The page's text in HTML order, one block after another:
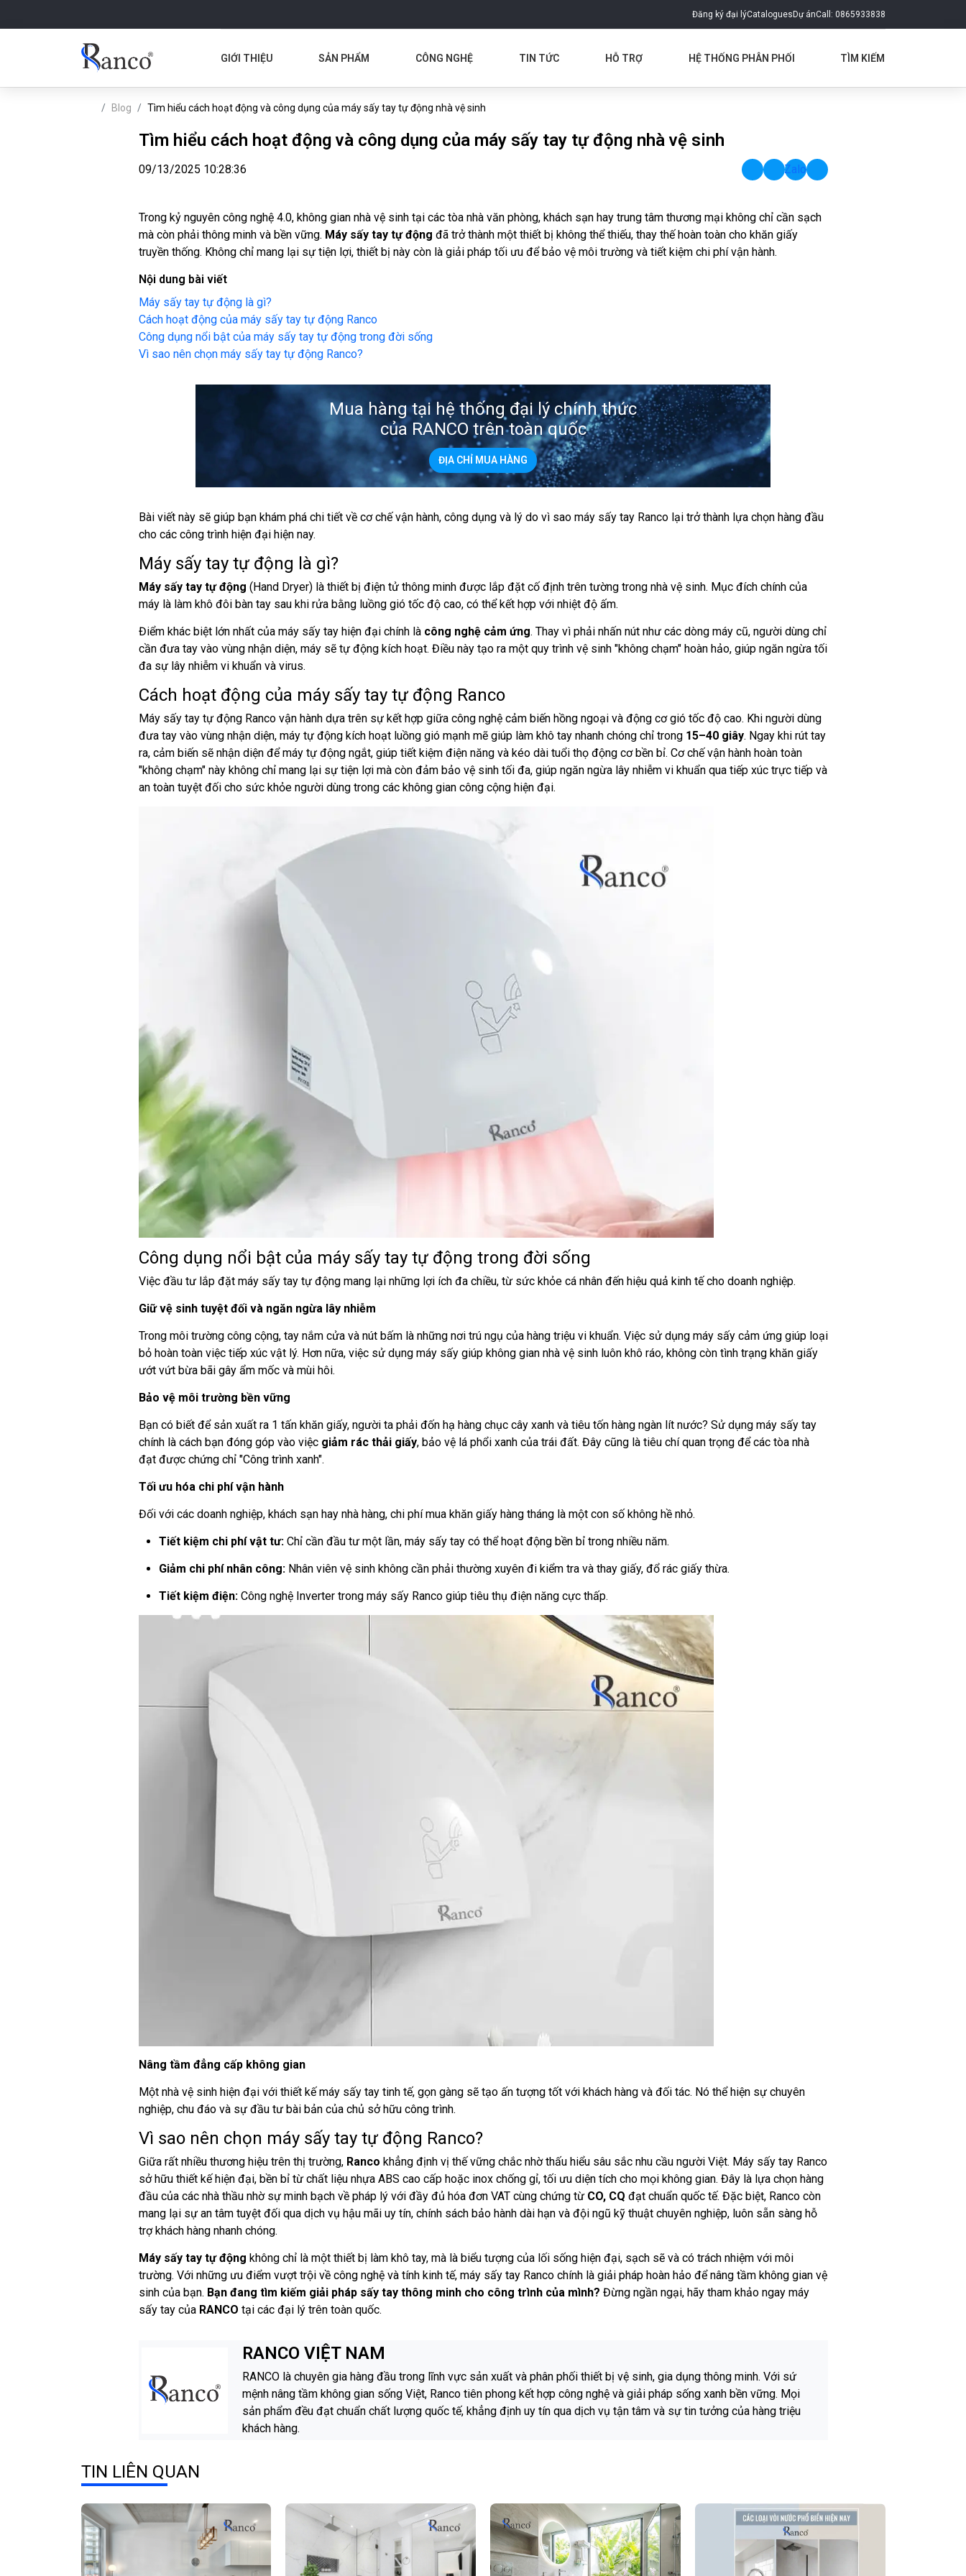
Đăng ký đại lýCatalogues Dự ánCall: 0865933838
GIỚI THIỆU SẢN PHẨM CÔNG NGHỆ TIN TỨC HỖ TRỢ HỆ THỐNG PHÂN PHỐI TÌM KIẾM
Blog Tìm hiểu cách hoạt động và công dụng của máy sấy tay tự động nhà vệ sinh
Tìm hiểu cách hoạt động và công dụng của máy sấy tay tự động nhà vệ sinh
09/13/2025 10:28:36 Zalo
Trong kỷ nguyên công nghệ 4.0, không gian nhà vệ sinh tại các tòa nhà văn phòng, khách sạn hay trung tâm thương mại không chỉ cần sạch
mà còn phải thông minh và bền vững. Máy sấy tay tự động đã trở thành một thiết bị không thể thiếu, thay thế hoàn toàn cho khăn giấy
truyền thống. Không chỉ mang lại sự tiện lợi, thiết bị này còn là giải pháp tối ưu để bảo vệ môi trường và tiết kiệm chi phí vận hành.
Nội dung bài viết
Máy sấy tay tự động là gì?
Cách hoạt động của máy sấy tay tự động Ranco
Công dụng nổi bật của máy sấy tay tự động trong đời sống
Vì sao nên chọn máy sấy tay tự động Ranco?
Mua hàng tại hệ thống đại lý chính thức
của RANCO trên toàn quốc
ĐỊA CHỈ MUA HÀNG
Bài viết này sẽ giúp bạn khám phá chi tiết về cơ chế vận hành, công dụng và lý do vì sao máy sấy tay Ranco lại trở thành lựa chọn hàng đầu
cho các công trình hiện đại hiện nay.
Máy sấy tay tự động là gì?
Máy sấy tay tự động (Hand Dryer) là thiết bị điện tử thông minh được lắp đặt cố định trên tường trong nhà vệ sinh. Mục đích chính của
máy là làm khô đôi bàn tay sau khi rửa bằng luồng gió tốc độ cao, có thể kết hợp với nhiệt độ ấm.
Điểm khác biệt lớn nhất của máy sấy tay hiện đại chính là công nghệ cảm ứng. Thay vì phải nhấn nút như các dòng máy cũ, người dùng chỉ
cần đưa tay vào vùng nhận diện, máy sẽ tự động kích hoạt. Điều này tạo ra một quy trình vệ sinh "không chạm" hoàn hảo, giúp ngăn ngừa tối
đa sự lây nhiễm vi khuẩn và virus.
Cách hoạt động của máy sấy tay tự động Ranco
Máy sấy tay tự động Ranco vận hành dựa trên sự kết hợp giữa công nghệ cảm biến hồng ngoại và động cơ gió tốc độ cao. Khi người dùng
đưa tay vào vùng nhận diện, máy tự động kích hoạt luồng gió mạnh mẽ giúp làm khô tay nhanh chóng chỉ trong 15–40 giây. Ngay khi rút tay
ra, cảm biến sẽ nhận diện để máy tự động ngắt, giúp tiết kiệm điện năng và kéo dài tuổi thọ động cơ bền bỉ. Cơ chế vận hành hoàn toàn
"không chạm" này không chỉ mang lại sự tiện lợi mà còn đảm bảo vệ sinh tối đa, giúp ngăn ngừa lây nhiễm vi khuẩn qua tiếp xúc trực tiếp và
an toàn tuyệt đối cho sức khỏe người dùng trong các không gian công cộng hiện đại.
Công dụng nổi bật của máy sấy tay tự động trong đời sống
Việc đầu tư lắp đặt máy sấy tay tự động mang lại những lợi ích đa chiều, từ sức khỏe cá nhân đến hiệu quả kinh tế cho doanh nghiệp.
Giữ vệ sinh tuyệt đối và ngăn ngừa lây nhiễm
Trong môi trường công cộng, tay nắm cửa và nút bấm là những nơi trú ngụ của hàng triệu vi khuẩn. Việc sử dụng máy sấy cảm ứng giúp loại
bỏ hoàn toàn việc tiếp xúc vật lý. Hơn nữa, việc sử dụng máy sấy giúp không gian nhà vệ sinh luôn khô ráo, không còn tình trạng khăn giấy
ướt vứt bừa bãi gây ẩm mốc và mùi hôi.
Bảo vệ môi trường bền vững
Bạn có biết để sản xuất ra 1 tấn khăn giấy, người ta phải đốn hạ hàng chục cây xanh và tiêu tốn hàng ngàn lít nước? Sử dụng máy sấy tay
chính là cách bạn đóng góp vào việc giảm rác thải giấy, bảo vệ lá phổi xanh của trái đất. Đây cũng là tiêu chí quan trọng để các tòa nhà
đạt được chứng chỉ "Công trình xanh".
Tối ưu hóa chi phí vận hành
Đối với các doanh nghiệp, khách sạn hay nhà hàng, chi phí mua khăn giấy hàng tháng là một con số không hề nhỏ.
Tiết kiệm chi phí vật tư:Chỉ cần đầu tư một lần, máy sấy tay có thể hoạt động bền bỉ trong nhiều năm.
Giảm chi phí nhân công:Nhân viên vệ sinh không cần phải thường xuyên đi kiểm tra và thay giấy, đổ rác giấy thừa.
Tiết kiệm điện:Công nghệ Inverter trong máy sấy Ranco giúp tiêu thụ điện năng cực thấp.
Nâng tầm đẳng cấp không gian
Một nhà vệ sinh hiện đại với thiết kế máy sấy tay tinh tế, gọn gàng sẽ tạo ấn tượng tốt với khách hàng và đối tác. Nó thể hiện sự chuyên
nghiệp, chu đáo và sự đầu tư bài bản của chủ sở hữu công trình.
Vì sao nên chọn máy sấy tay tự động Ranco?
Giữa rất nhiều thương hiệu trên thị trường, Ranco khẳng định vị thế vững chắc nhờ thấu hiểu sâu sắc nhu cầu người Việt. Máy sấy tay Ranco
sở hữu thiết kế hiện đại, bền bỉ từ chất liệu nhựa ABS cao cấp hoặc inox chống gỉ, tối ưu diện tích cho mọi không gian. Đây là lựa chọn hàng
đầu của các nhà thầu nhờ sự minh bạch về pháp lý với đầy đủ hóa đơn VAT cùng chứng từ CO, CQ đạt chuẩn quốc tế. Đặc biệt, Ranco còn
mang lại sự an tâm tuyệt đối qua dịch vụ hậu mãi uy tín, chính sách bảo hành dài hạn và đội ngũ kỹ thuật chuyên nghiệp, luôn sẵn sàng hỗ
trợ khách hàng nhanh chóng.
Máy sấy tay tự động không chỉ là một thiết bị làm khô tay, mà là biểu tượng của lối sống hiện đại, sạch sẽ và có trách nhiệm với môi
trường. Với những ưu điểm vượt trội về công nghệ và tính kinh tế, máy sấy tay Ranco chính là giải pháp hoàn hảo để nâng tầm không gian vệ
sinh của bạn. Bạn đang tìm kiếm giải pháp sấy tay thông minh cho công trình của mình? Đừng ngần ngại, hãy tham khảo ngay máy
sấy tay của RANCO tại các đại lý trên toàn quốc.
RANCO VIỆT NAM
RANCO là chuyên gia hàng đầu trong lĩnh vực sản xuất và phân phối thiết bị vệ sinh, gia dụng thông minh. Với sứ
mệnh nâng tầm không gian sống Việt, Ranco tiên phong kết hợp công nghệ và giải pháp sống xanh bền vững. Mọi
sản phẩm đều đạt chuẩn chất lượng quốc tế, khẳng định uy tín qua dịch vụ tận tâm và sự tin tưởng của hàng triệu
khách hàng.
TIN LIÊN QUAN